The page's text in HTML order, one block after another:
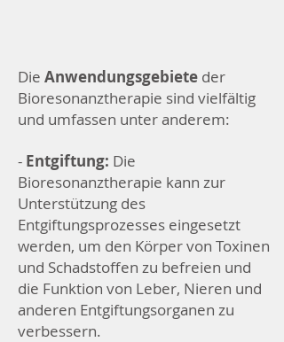
Die Anwendungsgebiete der
Bioresonanztherapie sind vielfältig
und umfassen unter anderem:
- Entgiftung: Die
Bioresonanztherapie kann zur
Unterstützung des
Entgiftungsprozesses eingesetzt
werden, um den Körper von Toxinen
und Schadstoffen zu befreien und
die Funktion von Leber, Nieren und
anderen Entgiftungsorganen zu
verbessern.